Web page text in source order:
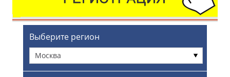
Выберите регион
Москва